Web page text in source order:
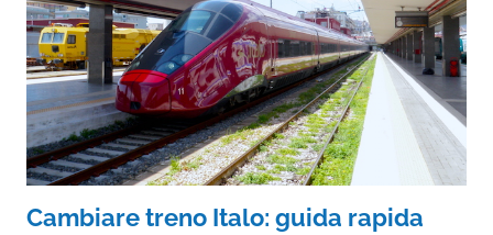
Cambiare treno Italo: guida rapida